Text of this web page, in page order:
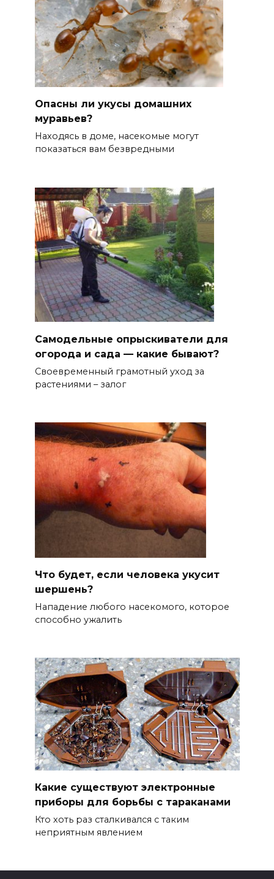
Опасны ли укусы домашних
муравьев?
Находясь в доме, насекомые могут
показаться вам безвредными
Самодельные опрыскиватели для
огорода и сада — какие бывают?
Своевременный грамотный уход за
растениями – залог
Что будет, если человека укусит
шершень?
Нападение любого насекомого, которое
способно ужалить
Какие существуют электронные
приборы для борьбы с тараканами
Кто хоть раз сталкивался с таким
неприятным явлением